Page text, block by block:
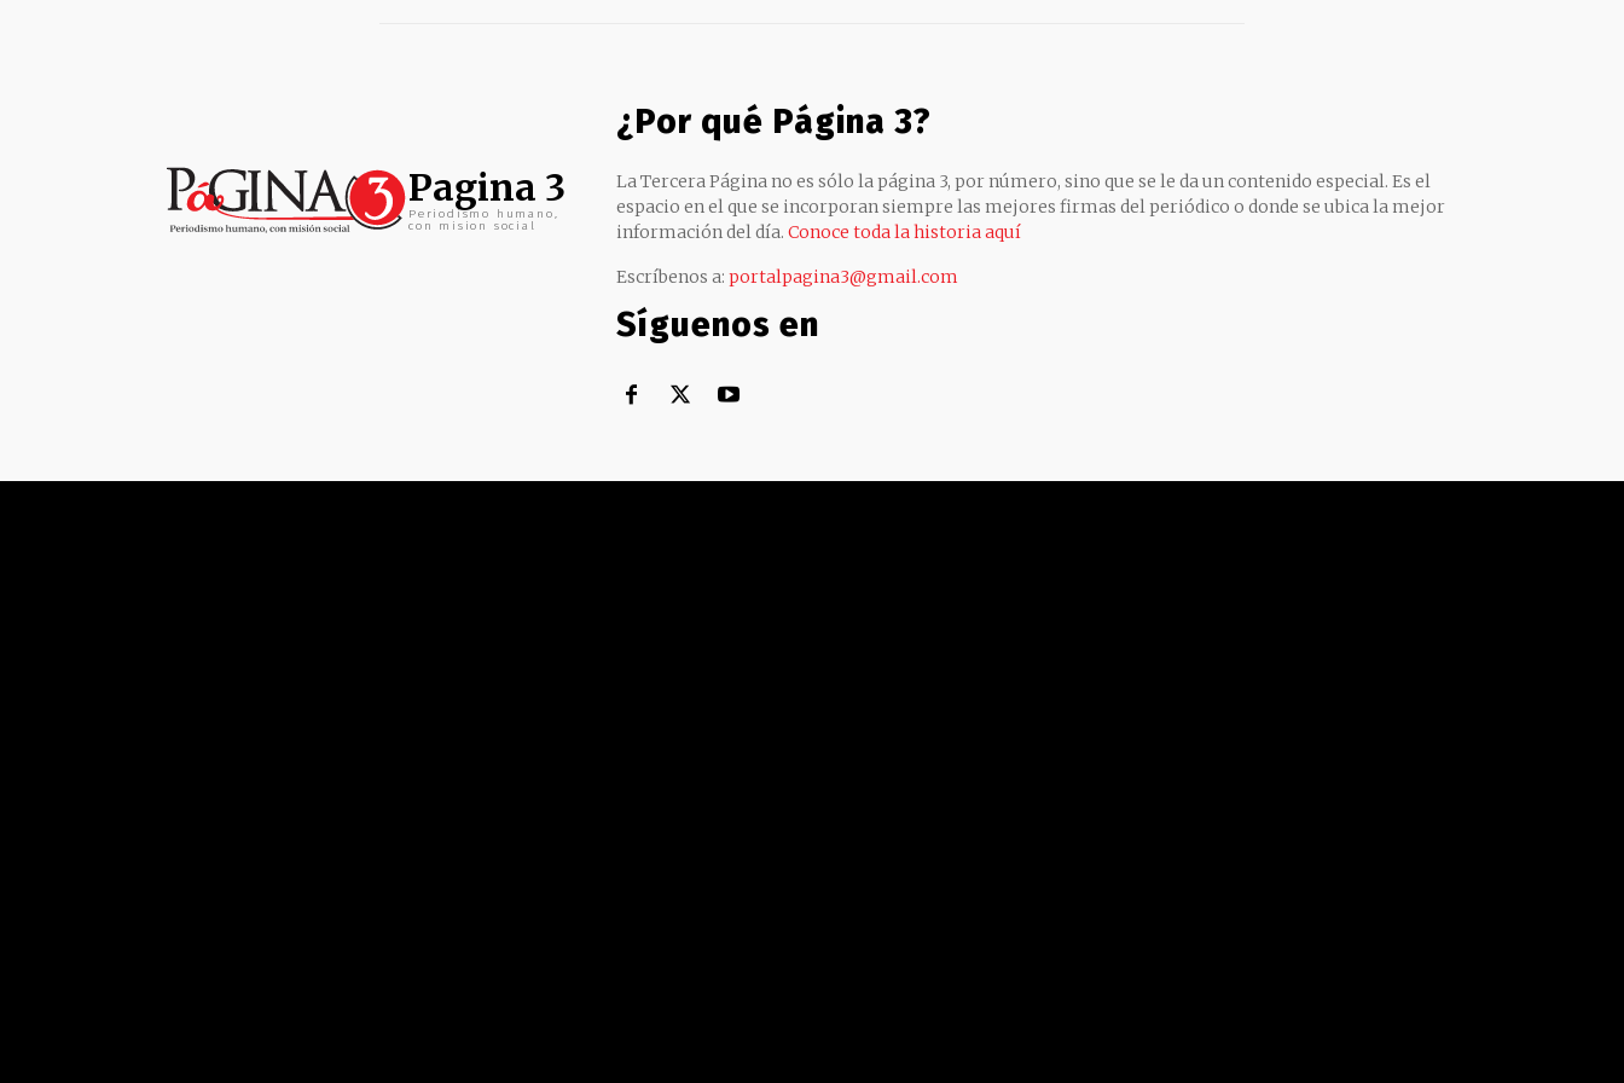
Pagina 3
Periodismo humano,
con mision social
¿Por qué Página 3?
La Tercera Página no es sólo la página 3, por número, sino que se le da un contenido especial. Es el
espacio en el que se incorporan siempre las mejores firmas del periódico o donde se ubica la mejor
información del día. Conoce toda la historia aquí
Escríbenos a: portalpagina3@gmail.com
Síguenos en